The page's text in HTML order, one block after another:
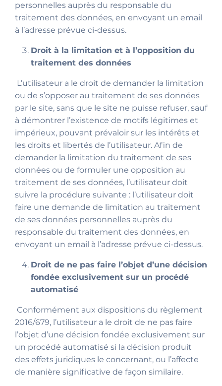
personnelles auprès du responsable du
traitement des données, en envoyant un email
à l’adresse prévue ci-dessus.
Droit à la limitation et à l’opposition du
traitement des données
L’utilisateur a le droit de demander la limitation
ou de s’opposer au traitement de ses données
par le site, sans que le site ne puisse refuser, sauf
à démontrer l’existence de motifs légitimes et
impérieux, pouvant prévaloir sur les intérêts et
les droits et libertés de l’utilisateur. Afin de
demander la limitation du traitement de ses
données ou de formuler une opposition au
traitement de ses données, l’utilisateur doit
suivre la procédure suivante : l’utilisateur doit
faire une demande de limitation au traitement
de ses données personnelles auprès du
responsable du traitement des données, en
envoyant un email à l’adresse prévue ci-dessus.
Droit de ne pas faire l’objet d’une décision
fondée exclusivement sur un procédé
automatisé
Conformément aux dispositions du règlement
2016/679, l’utilisateur a le droit de ne pas faire
l’objet d’une décision fondée exclusivement sur
un procédé automatisé si la décision produit
des effets juridiques le concernant, ou l’affecte
de manière significative de façon similaire.